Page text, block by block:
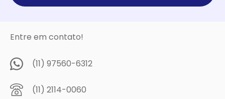
Entre em contato!
(11) 97560-6312
(11) 2114-0060